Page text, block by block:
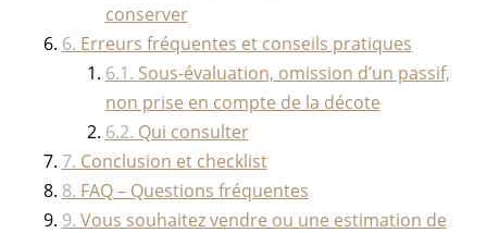
conserver
Erreurs fréquentes et conseils pratiques
Sous-évaluation, omission d’un passif,
non prise en compte de la décote
Qui consulter
Conclusion et checklist
FAQ – Questions fréquentes
Vous souhaitez vendre ou une estimation de